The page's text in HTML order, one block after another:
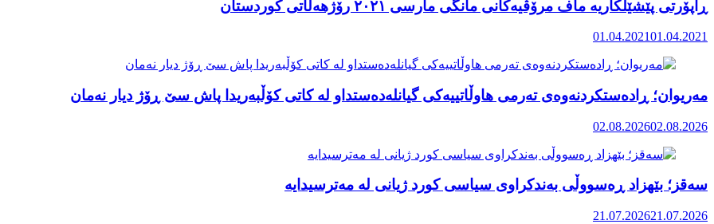
ڕاپۆرتی پێشێلکاریە ماف مرۆڤیەکانی مانگی مارسی ٢٠٢١ رۆژهەڵاتی کوردستان
01.04.202101.04.2021
مەریوان؛ ڕادەستکردنەوەی تەرمی هاوڵاتییەکی گیانلەدەستداو لە کاتی کۆڵبەریدا پاش سێ ڕۆژ دیار نەمان
02.08.202602.08.2026
سەقز؛ بێهزاد ڕەسووڵی بەندکراوی سیاسی کورد ژیانی لە مەترسیدایە
21.07.202621.07.2026